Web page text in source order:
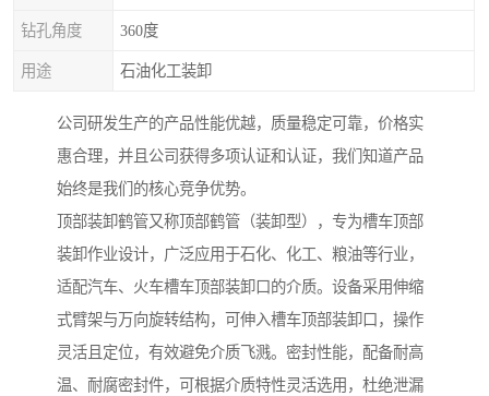
钻孔角度 360度
用途 石油化工装卸
公司研发生产的产品性能优越，质量稳定可靠，价格实
惠合理，并且公司获得多项认证和认证，我们知道产品
始终是我们的核心竞争优势。
顶部装卸鹤管又称顶部鹤管（装卸型），专为槽车顶部
装卸作业设计，广泛应用于石化、化工、粮油等行业，
适配汽车、火车槽车顶部装卸口的介质。设备采用伸缩
式臂架与万向旋转结构，可伸入槽车顶部装卸口，操作
灵活且定位，有效避免介质飞溅。密封性能，配备耐高
温、耐腐密封件，可根据介质特性灵活选用，杜绝泄漏